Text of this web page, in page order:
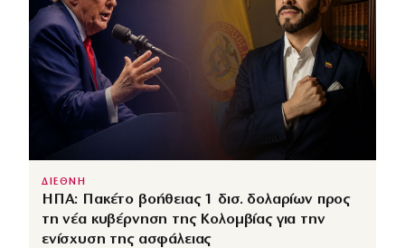
ΔΙΕΘΝΗ
ΗΠΑ: Πακέτο βοήθειας 1 δισ. δολαρίων προς
τη νέα κυβέρνηση της Κολομβίας για την
ενίσχυση της ασφάλειας